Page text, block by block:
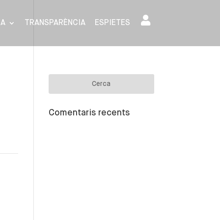
TRANSPARÈNCIA ESPIETES
Comentaris recents